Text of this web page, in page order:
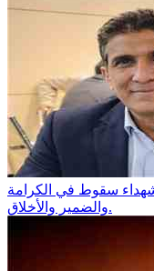
سقوط في الكرامة
والضمير والأخلاق.